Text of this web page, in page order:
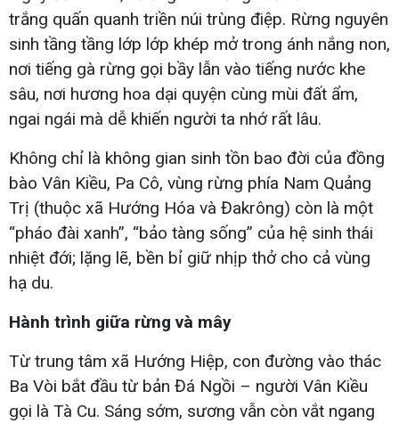
trắng quấn quanh triền núi trùng điệp. Rừng nguyên
sinh tầng tầng lớp lớp khép mở trong ánh nắng non,
nơi tiếng gà rừng gọi bầy lẫn vào tiếng nước khe
sâu, nơi hương hoa dại quyện cùng mùi đất ẩm,
ngai ngái mà dễ khiến người ta nhớ rất lâu.
Không chỉ là không gian sinh tồn bao đời của đồng
bào Vân Kiều, Pa Cô, vùng rừng phía Nam Quảng
Trị (thuộc xã Hướng Hóa và Đakrông) còn là một
“pháo đài xanh”, “bảo tàng sống” của hệ sinh thái
nhiệt đới; lặng lẽ, bền bỉ giữ nhịp thở cho cả vùng
hạ du.
Hành trình giữa rừng và mây
Từ trung tâm xã Hướng Hiệp, con đường vào thác
Ba Vòi bắt đầu từ bản Đá Ngồi – người Vân Kiều
gọi là Tà Cu. Sáng sớm, sương vẫn còn vắt ngang